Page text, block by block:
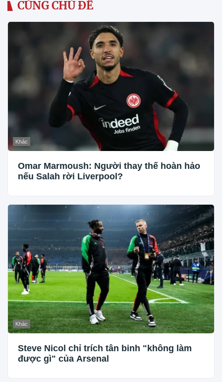
CÙNG CHỦ ĐỀ
Khác
Omar Marmoush: Người thay thế hoàn hảo
nếu Salah rời Liverpool?
Khác
Steve Nicol chỉ trích tân binh "không làm
được gì" của Arsenal